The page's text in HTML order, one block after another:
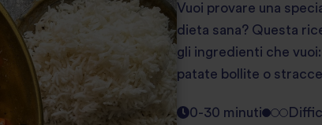
Vuoi provare una
dieta sana? Questa
gli ingredienti che
patate bollite o
0-30 minuti